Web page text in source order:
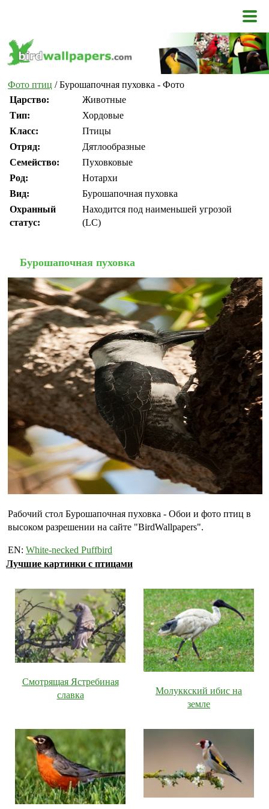
Фото птиц / Бурошапочная пуховка - Фото
Царство:
Животные
Тип:
Хордовые
Класс:
Птицы
Отряд:
Дятлообразные
Семейство:
Пуховковые
Род:
Нотархи
Вид:
Бурошапочная пуховка
Охранный
статус:
Находится под наименьшей угрозой
(LC)
Бурошапочная пуховка
Рабочий стол Бурошапочная пуховка - Обои и фото птиц в
высоком разрешении на сайте "BirdWallpapers".
EN: White-necked Puffbird
Лучшие картинки с птицами
Смотрящая Ястребиная
славка
Молуккский ибис на
земле